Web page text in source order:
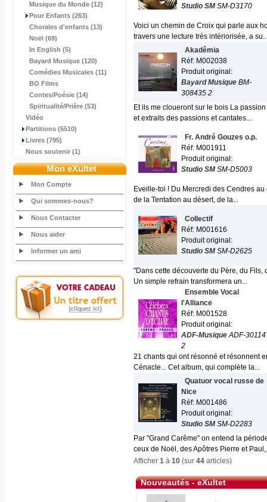
Musique du Monde (12)
Pour Enfants (263)
Chorales d'enfants (13)
Noël (69)
In English (5)
Bayard Musique (120)
Comédies Musicales (11)
BO Films
Contes/Poésie (14)
Spiritualité/Prière (53)
Vidéo
Partitions (5510)
Livres (795)
Nous soutenir (1)
Mon eXultet
Mon Compte
Qui sommes-nous?
Nous Contacter
Nous aider
Informer un ami
Studio SM SM-D3170
Voici un chemin de Croix qui parle aux
travers une lecture très intériorisée, a
Akadêmia
Réf: M002038
Produit original:
Bayard Musique BM-
308435 2
Et ils me cloueront sur le bois La
et extraits des passions et cantates...
Fr. André Gouzes o.p.
Réf: M001911
Produit original:
Studio SM SM-D5003
Eveille-toi ! Du Mercredi des Cendres
de la Tentation au désert, de la...
Collectif
Réf: M001616
Produit original:
Studio SM SM-D2625
"Dans cette découverte du Père, du
Un simple refrain transformera un...
Ensemble Vocal
l'Alliance
Réf: M001528
Produit original:
ADF-MusiqueADF-
2
21 chants qui ont résonné et résonnent
Cénacle... Cet album, qui complète la...
Quatuor vocal russe de
Nice
Réf: M001486
Produit original:
Studio SM SM-D2283
Par "Grand Carême" on entend la
ceux de Noël, des Apôtres Pierre et
Afficher 1 à 10 (sur 44 articles)
Nouveautés - eXultet